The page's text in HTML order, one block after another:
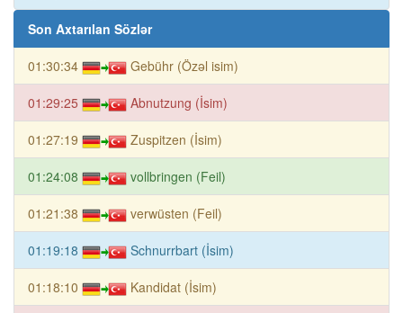
Son Axtarılan Sözlər
01:30:34 Gebühr (Özəl isim)
01:29:25 Abnutzung (İsim)
01:27:19 Zuspitzen (İsim)
01:24:08 vollbringen (Feil)
01:21:38 verwüsten (Feil)
01:19:18 Schnurrbart (İsim)
01:18:10 Kandidat (İsim)